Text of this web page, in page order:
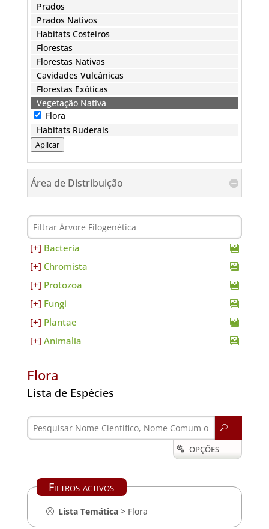
Prados
Prados Nativos
Habitats Costeiros
Florestas
Florestas Nativas
Cavidades Vulcânicas
Florestas Exóticas
Vegetação Nativa
Flora
Habitats Ruderais
Aplicar
Área de Distribuição
Bacteria
Chromista
Protozoa
Fungi
Plantae
Animalia
Flora
Lista de Espécies
U
 OPÇÕES
Filtros activos
Lista Temática> Flora